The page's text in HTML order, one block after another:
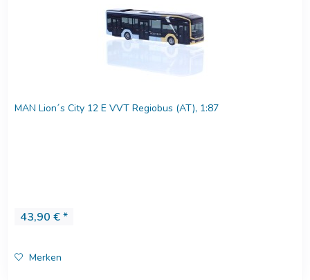
MAN Lion´s City 12 E VVT Regiobus (AT), 1:87
43,90 € *
Merken